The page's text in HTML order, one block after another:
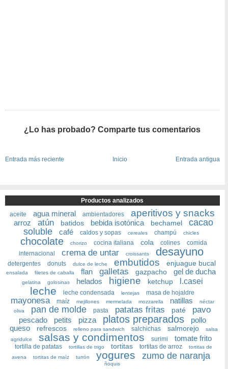
¿Lo has probado? Comparte tus comentarios
Entrada más reciente Entrada antigua
Inicio
Productos analizados
aceite
agua mineral ambientadores aperitivos y snacks
arroz atún batidos bebida isotónica bechamel
cacao
soluble
café caldos y sopas cereales champú chicles
chocolate chorizo cocina italiana cola colines
comida
internacional
crema de untar croissants desayuno
detergentes donuts dulce de leche embutidos enjuague bucal
ensalada filetes de caballa flan galletas gazpacho gel de ducha
gelatina golosinas helados higiene ketchup l.casei
leche leche condensada lentejas masa de hojaldre
mayonesa maíz mejillones mermelada mozzarella natillas
néctar
oliva
pan de molde pasta patatas fritas paté pavo
pescado petits pizza platos preparados
pollo
queso
refrescos relleno para sandwich salchichas salmorejo
salsa
agridulce
salsas y condimentos surimi tomate frito
tortilla de patatas tortillas de trigo tortitas tortitas de arroz
tortitas de
avena
tortitas de maíz turrón yogures zumo de naranja
ñoquis